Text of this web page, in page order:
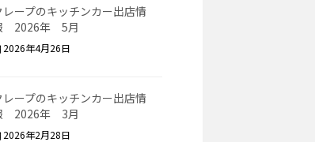
レープのキッチンカー出店情
2026年 5月
2026年4月26日
レープのキッチンカー出店情
2026年 3月
2026年2月28日